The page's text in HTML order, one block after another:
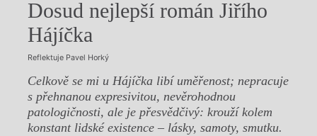
Dosud nejlepší román Jiřího
Hájíčka
Reflektuje Pavel Horký
Celkově se mi u Hájíčka libí uměřenost; nepracuje
s přehnanou expresivitou, nevěrohodnou
patologičnosti, ale je přesvědčivý: krouží kolem
konstant lidské existence – lásky, samoty, smutku.